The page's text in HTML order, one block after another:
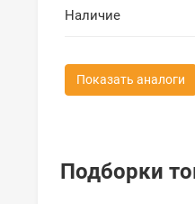
Наличие
Показать аналоги
Подборки